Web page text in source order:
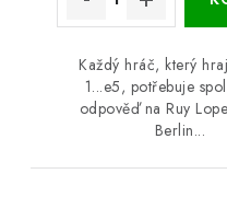
Každý hráč, který
1...e5, potřebuje
odpověď na Ruy
Berlin...